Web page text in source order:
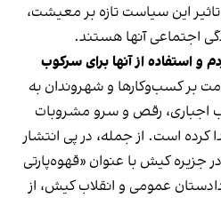
این سیاست‌ تازه بر معیشت،
اجتماعی آنها هستند.
استفاده از آنها برای سرکوب
بر کسب‌وکارها و شهروندان به
اجباری، رقص و سرو مشروبات
است. از جمله، در پی انتشار
جزیره کیش با عنوان «قهوه‌پارتی
عمومی و انقلاب کیش، از